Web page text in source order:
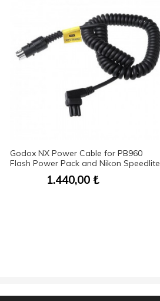
Godox NX Power Cable for PB960
Flash Power Pack and Nikon Speedlite
1.440,00 ₺